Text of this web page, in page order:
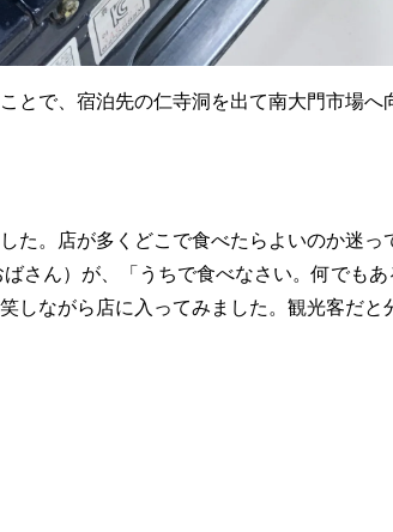
とで、宿泊先の仁寺洞を出て南大門市場へ
た。店が多くどこで食べたらよいのか迷っ
さん）が、「うちで食べなさい。何でもあ
しながら店に入ってみました。観光客だと